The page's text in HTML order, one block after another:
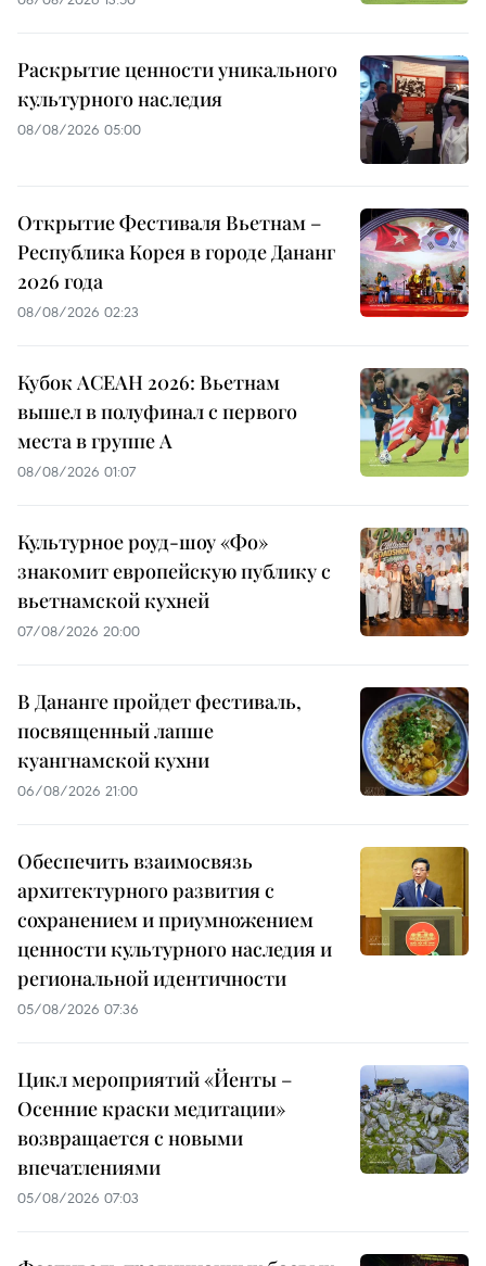
Раскрытие ценности уникального
культурного наследия
08/08/2026 05:00
Открытие Фестиваля Вьетнам –
Республика Корея в городе Дананг
2026 года
08/08/2026 02:23
Кубок АСЕАН 2026: Вьетнам
вышел в полуфинал с первого
места в группе A
08/08/2026 01:07
Культурное роуд-шоу «Фо»
знакомит европейскую публику с
вьетнамской кухней
07/08/2026 20:00
В Дананге пройдет фестиваль,
посвященный лапше
куангнамской кухни
06/08/2026 21:00
Обеспечить взаимосвязь
архитектурного развития с
сохранением и приумножением
ценности культурного наследия и
региональной идентичности
05/08/2026 07:36
Цикл мероприятий «Йенты –
Осенние краски медитации»
возвращается с новыми
впечатлениями
05/08/2026 07:03